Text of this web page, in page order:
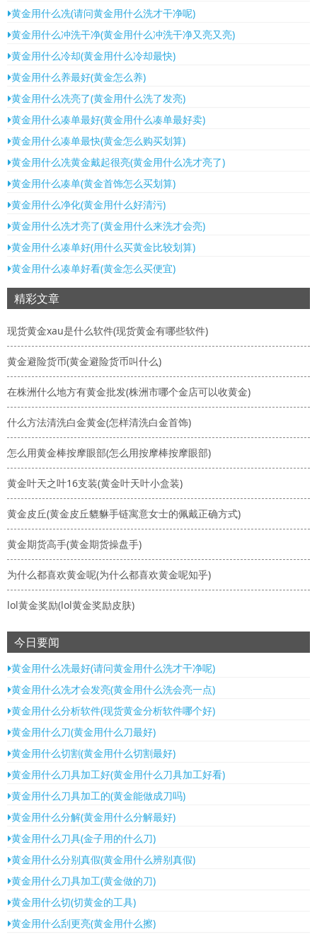
黄金用什么冼(请问黄金用什么洗才干净呢)
黄金用什么冲洗干净(黄金用什么冲洗干净又亮又亮)
黄金用什么冷却(黄金用什么冷却最快)
黄金用什么养最好(黄金怎么养)
黄金用什么冼亮了(黄金用什么洗了发亮)
黄金用什么凑单最好(黄金用什么凑单最好卖)
黄金用什么凑单最快(黄金怎么购买划算)
黄金用什么冼黄金戴起很亮(黄金用什么冼才亮了)
黄金用什么凑单(黄金首饰怎么买划算)
黄金用什么净化(黄金用什么好清污)
黄金用什么冼才亮了(黄金用什么来洗才会亮)
黄金用什么凑单好(用什么买黄金比较划算)
黄金用什么凑单好看(黄金怎么买便宜)
精彩文章
现货黄金xau是什么软件(现货黄金有哪些软件)
黄金避险货币(黄金避险货币叫什么)
在株洲什么地方有黄金批发(株洲市哪个金店可以收黄金)
什么方法清洗白金黄金(怎样清洗白金首饰)
怎么用黄金棒按摩眼部(怎么用按摩棒按摩眼部)
黄金叶天之叶16支装(黄金叶天叶小盒装)
黄金皮丘(黄金皮丘貔貅手链寓意女士的佩戴正确方式)
黄金期货高手(黄金期货操盘手)
为什么都喜欢黄金呢(为什么都喜欢黄金呢知乎)
lol黄金奖励(lol黄金奖励皮肤)
今日要闻
黄金用什么冼最好(请问黄金用什么洗才干净呢)
黄金用什么冼才会发亮(黄金用什么洗会亮一点)
黄金用什么分析软件(现货黄金分析软件哪个好)
黄金用什么刀(黄金用什么刀最好)
黄金用什么切割(黄金用什么切割最好)
黄金用什么刀具加工好(黄金用什么刀具加工好看)
黄金用什么刀具加工的(黄金能做成刀吗)
黄金用什么分解(黄金用什么分解最好)
黄金用什么刀具(金子用的什么刀)
黄金用什么分别真假(黄金用什么辨别真假)
黄金用什么刀具加工(黄金做的刀)
黄金用什么切(切黄金的工具)
黄金用什么刮更亮(黄金用什么擦)